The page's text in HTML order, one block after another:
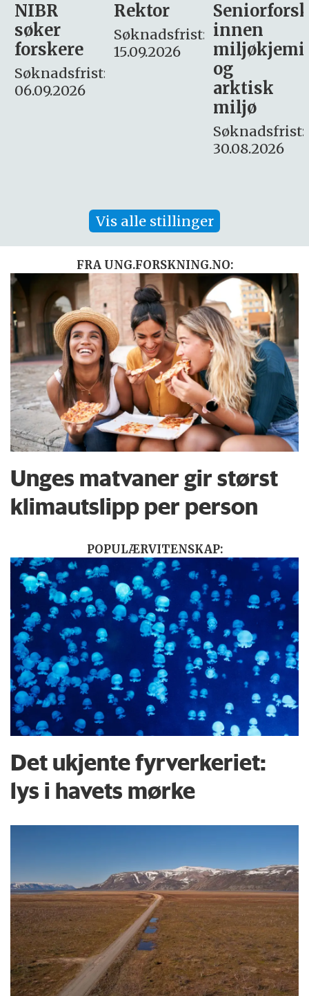
Rektor
Søknadsfrist:
15.09.2026
Seniorforsker
innen
miljøkjemi
søker
– fast
Søknadsfrist:
16. august.
Vis alle stillinger
FRA UNG.FORSKNING.NO:
Unges matvaner gir størst
klimautslipp per person
POPULÆRVITENSKAP:
Det ukjente fyrverkeriet:
lys i havets mørke